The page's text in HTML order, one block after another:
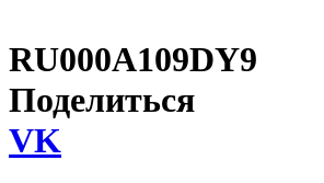
RU000A109DY9
Поделиться
VK